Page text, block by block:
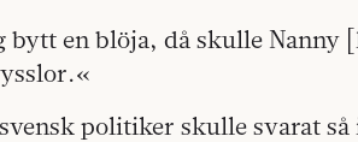
bytt en blöja, då skulle Nanny
politiker skulle svarat